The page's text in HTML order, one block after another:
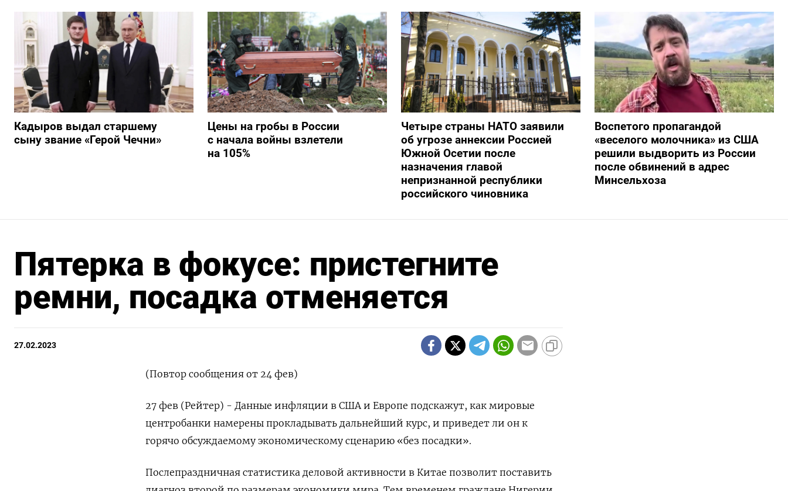
Кадыров выдал старшему
сыну звание «Герой Чечни»
Цены на гробы в России
с начала войны взлетели
на 105%
Четыре страны НАТО заявили
об угрозе аннексии Россией
Южной Осетии после
назначения главой
непризнанной республики
российского чиновника
Воспетого пропагандой
«веселого молочника» из США
решили выдворить из России
после обвинений в адрес
Минсельхоза
Пятерка в фокусе: пристегните
ремни, посадка отменяется
27.02.2023
(Повтор сообщения от 24 фев)
27 фев (Рейтер) - Данные инфляции в США и Европе подскажут, как мировые
центробанки намерены прокладывать дальнейший курс, и приведет ли он к
горячо обсуждаемому экономическому сценарию «без посадки».
Послепраздничная статистика деловой активности в Китае позволит поставить